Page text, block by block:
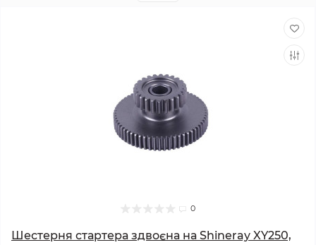
0
Шестерня стартера здвоєна на Shineray XY250,